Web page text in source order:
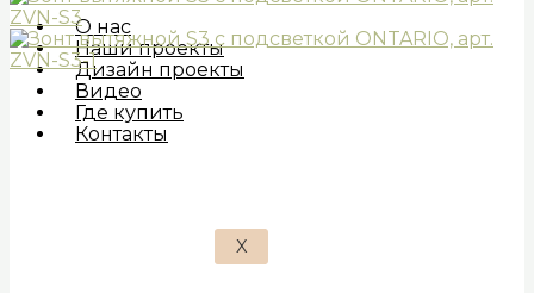
О нас
Наши проекты
Дизайн проекты
Видео
Где купить
Контакты
X